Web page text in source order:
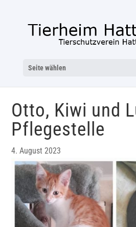
Seite wählen
Otto, Kiwi und
Pflegestelle
4. August 2023